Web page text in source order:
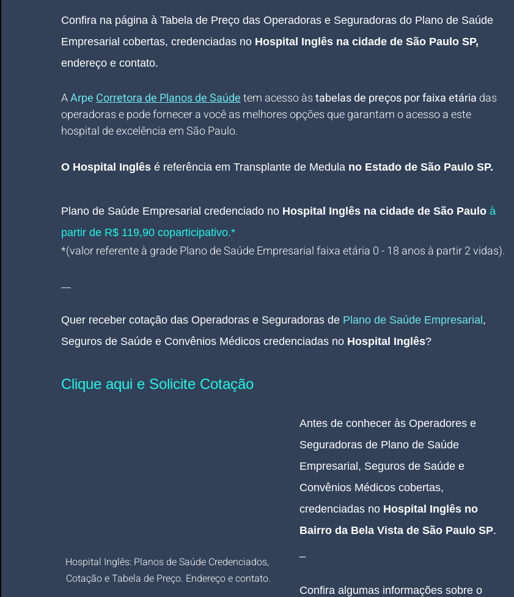
Confira na página à Tabela de Preço das Operadoras e Seguradoras do Plano de Saúde
Empresarial cobertas, credenciadas no Hospital Inglês na cidade de São Paulo SP,
endereço e contato.
A Arpe Corretora de Planos de Saúde tem acesso às tabelas de preços por faixa etária das
operadoras e pode fornecer a você as melhores opções que garantam o acesso a este
hospital de excelência em São Paulo.
O Hospital Inglês é referência em Transplante de Medula no Estado de São Paulo SP.
Plano de Saúde Empresarial credenciado no Hospital Inglês na cidade de São Paulo à
partir de R$ 119,90 coparticipativo.*
*(valor referente à grade Plano de Saúde Empresarial faixa etária 0 - 18 anos à partir 2 vidas).
__
Quer receber cotação das Operadoras e Seguradoras de Plano de Saúde Empresarial ,
Seguros de Saúde e Convênios Médicos credenciadas no Hospital Inglês?
Clique aqui e Solicite Cotação
Hospital Inglês: Planos de Saúde Credenciados,
Cotação e Tabela de Preço. Endereço e contato.
Antes de conhecer às Operadores e
Seguradoras de Plano de Saúde
Empresarial, Seguros de Saúde e
Convênios Médicos cobertas,
credenciadas no Hospital Inglês no
Bairro da Bela Vista de São Paulo SP.
Confira algumas informações sobre o